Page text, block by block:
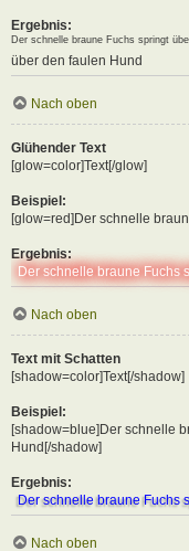
Ergebnis:
Der schnelle braune Fuchs springt
über den faulen Hund
Nach oben
Glühender Text
[glow=color]Text[/glow]
Beispiel:
[glow=red]Der schnelle
Ergebnis:
Der schnelle braune Fuchs
Nach oben
Text mit Schatten
[shadow=color]Text[/shadow]
Beispiel:
[shadow=blue]Der schnelle
Hund[/shadow]
Ergebnis:
Der schnelle braune Fuchs
Nach oben